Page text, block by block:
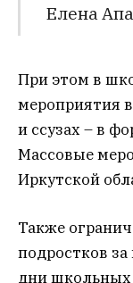
Елена
При этом в
мероприятия
и ссузах – в
Массовые
Иркутской
Также
подростков
дни школьных